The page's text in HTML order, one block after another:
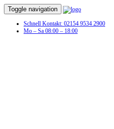
Toggle navigation
Schnell Kontakt: 02154 9534 2900
Mo – Sa 08:00 – 18:00